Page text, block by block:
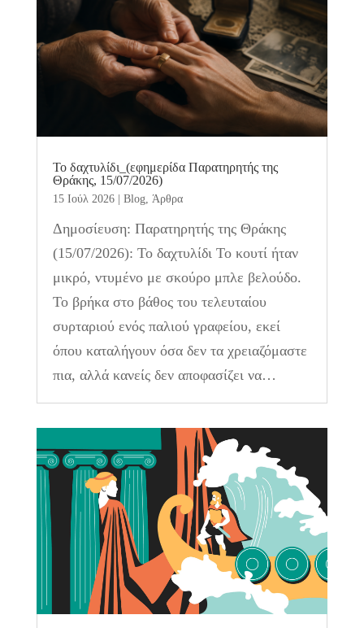
Το δαχτυλίδι_(εφημερίδα Παρατηρητής της
Θράκης, 15/07/2026)
15 Ιούλ 2026| Blog, Άρθρα
Δημοσίευση: Παρατηρητής της Θράκης
(15/07/2026): Το δαχτυλίδι Το κουτί ήταν
μικρό, ντυμένο με σκούρο μπλε βελούδο.
Το βρήκα στο βάθος του τελευταίου
συρταριού ενός παλιού γραφείου, εκεί
όπου καταλήγουν όσα δεν τα χρειαζόμαστε
πια, αλλά κανείς δεν αποφασίζει να…